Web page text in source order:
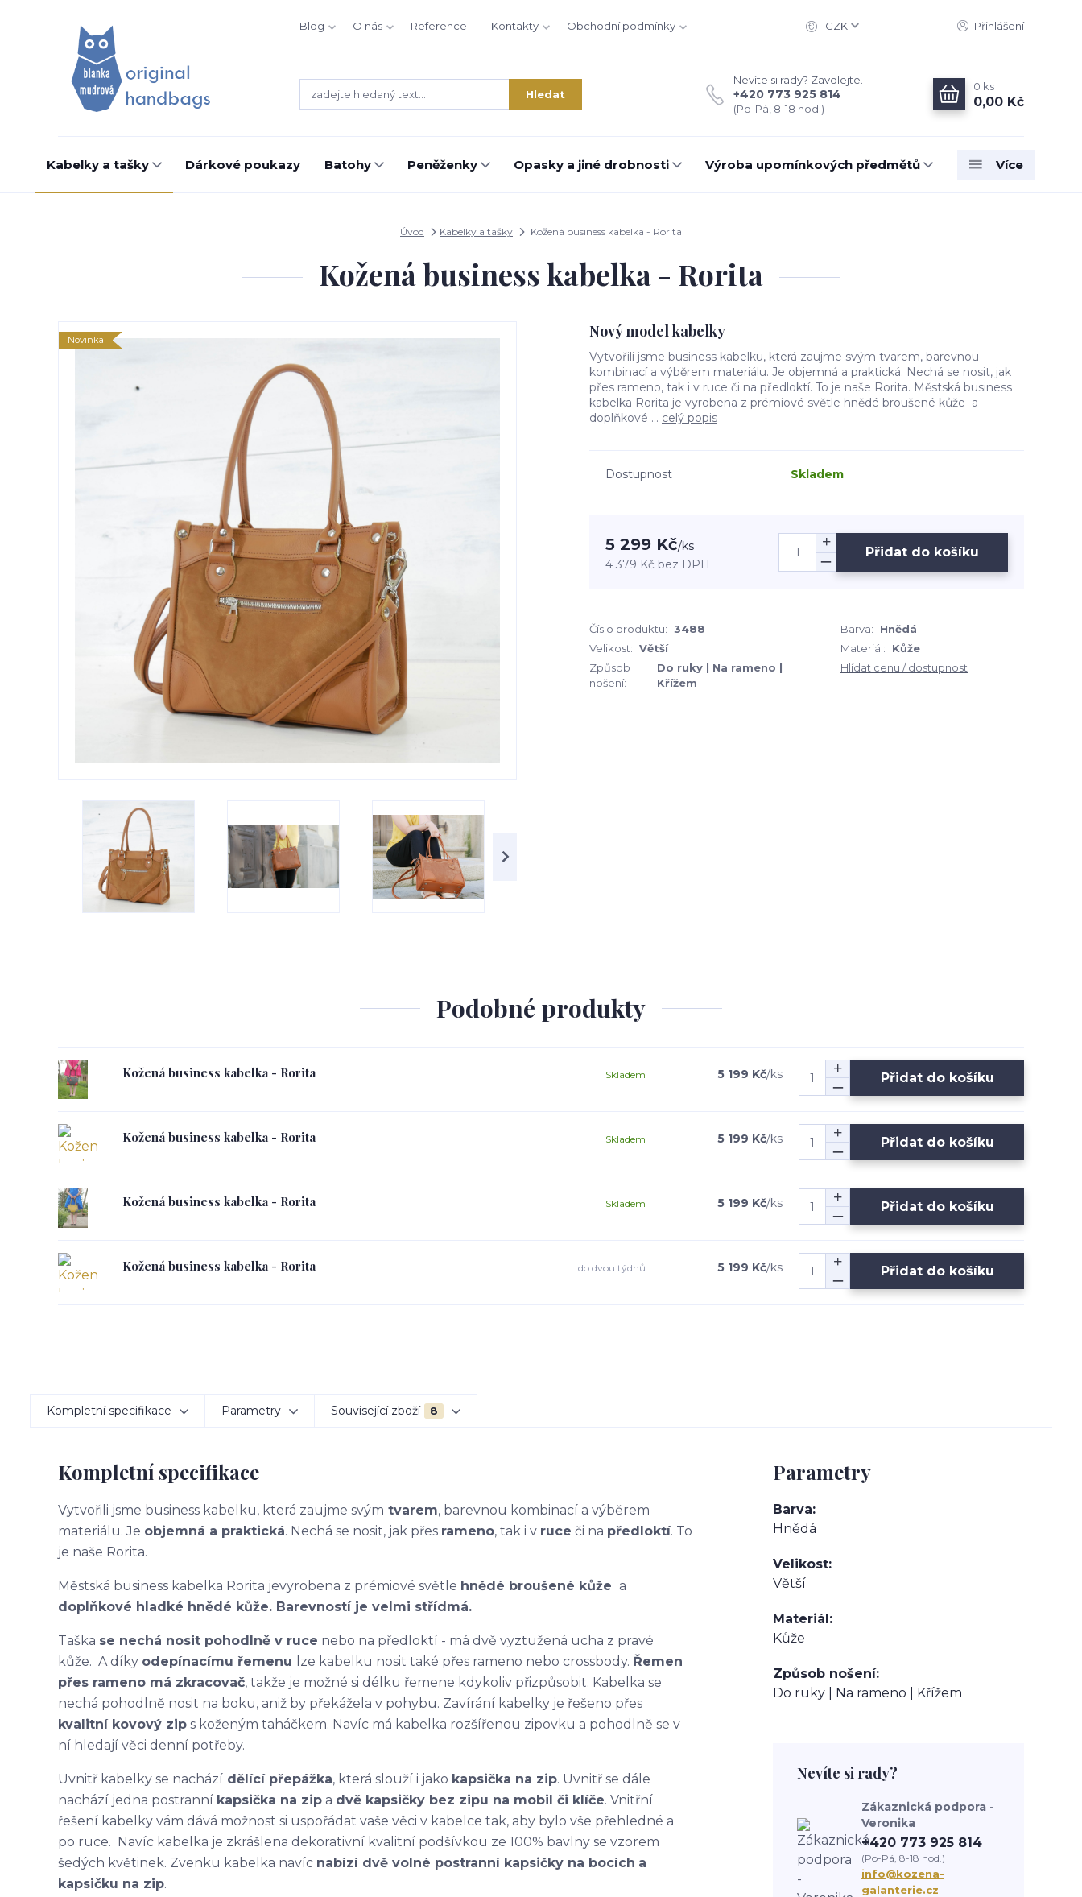
Blog O nás Reference Kontakty Obchodní podmínky CZK Přihlášení
Hledat
Nevíte si rady? Zavolejte.
+420 773 925 814
(Po-Pá, 8-18 hod.)
0 ks
0,00 Kč
Kabelky a tašky Dárkové poukazy Batohy Peněženky Opasky a jiné drobnosti Výroba upomínkových předmětů Více
Úvod Kabelky a tašky Kožená business kabelka - Rorita
Kožená business kabelka - Rorita
Novinka Nový model kabelky
Vytvořili jsme business kabelku, která zaujme svým tvarem, barevnou
kombinací a výběrem materiálu. Je objemná a praktická. Nechá se nosit, jak
přes rameno, tak i v ruce či na předloktí. To je naše Rorita. Městská business
kabelka Rorita je vyrobena z prémiové světle hnědé broušené kůže a
doplňkové ... celý popis
Dostupnost Skladem
5 299 Kč/ks
4 379 Kč bez DPH
Přidat do košíku
Číslo produktu: 3488 Barva:
Hnědá
Velikost: Větší Materiál:
Kůže
Způsob
nošení:
Do ruky | Na rameno |
Křížem
Hlídat cenu / dostupnost
Podobné produkty
Kožená business kabelka - Rorita 5 199 Kč/ks
Skladem Přidat do košíku
Kožená business kabelka - Rorita 5 199 Kč/ks
Skladem Přidat do košíku
Kožená business kabelka - Rorita 5 199 Kč/ks
Skladem Přidat do košíku
Kožená business kabelka - Rorita 5 199 Kč/ks
do dvou týdnů Přidat do košíku
Kompletní specifikace Parametry Související zboží 8
Kompletní specifikace
Vytvořili jsme business kabelku, která zaujme svým tvarem, barevnou kombinací a výběrem
materiálu. Je objemná a praktická. Nechá se nosit, jak přes rameno, tak i v ruce či na předloktí. To
je naše Rorita.
Městská business kabelka Rorita jevyrobena z prémiové světle hnědé broušené kůže a
doplňkové hladké hnědé kůže. Barevností je velmi střídmá.
Taška se nechá nosit pohodlně v ruce nebo na předloktí - má dvě vyztužená ucha z pravé
kůže. A díky odepínacímu řemenu lze kabelku nosit také přes rameno nebo crossbody. Řemen
přes rameno má zkracovač, takže je možné si délku řemene kdykoliv přizpůsobit. Kabelka se
nechá pohodlně nosit na boku, aniž by překážela v pohybu. Zavírání kabelky je řešeno přes
kvalitní kovový zip s koženým taháčkem. Navíc má kabelka rozšířenou zipovku a pohodlně se v
ní hledají věci denní potřeby.
Uvnitř kabelky se nachází dělící přepážka, která slouží i jako kapsička na zip. Uvnitř se dále
nachází jedna postranní kapsička na zip a dvě kapsičky bez zipu na mobil či klíče. Vnitřní
řešení kabelky vám dává možnost si uspořádat vaše věci v kabelce tak, aby bylo vše přehledné a
po ruce. Navíc kabelka je zkrášlena dekorativní kvalitní podšívkou ze 100% bavlny se vzorem
šedých květinek. Zvenku kabelka navíc nabízí dvě volné postranní kapsičky na bocích a
kapsičku na zip.
Parametry
Barva
Hnědá
Velikost
Větší
Materiál
Kůže
Způsob nošení
Do ruky | Na rameno | Křížem
Nevíte si rady?
Zákaznická podpora -
Veronika
+420 773 925 814
(Po-Pá, 8-18 hod.)
info@kozena-
galanterie.cz